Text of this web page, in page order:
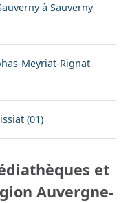
à Sauverny
Meyriat-Rignat
(01)
et
Auvergne-